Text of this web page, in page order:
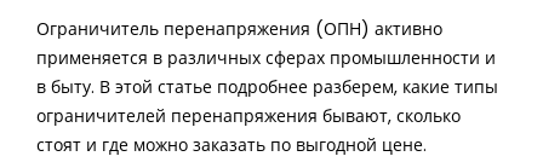
Ограничитель перенапряжения (ОПН) активно
применяется в различных сферах промышленности и
в быту. В этой статье подробнее разберем, какие типы
ограничителей перенапряжения бывают, сколько
стоят и где можно заказать по выгодной цене.